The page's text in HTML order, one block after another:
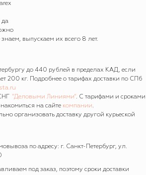
да
выпускаем их всего 8 лет.
до 440 рублей в пределах КАД, если
200 кг. Подробнее о тарифах доставки по СПб
"Деловыми Линиями". С тарифами и сроками
на сайте компании.
организовать доставку другой курьеской
по адресу: г. Санкт-Петербург, ул.
под заказ, поэтому сроки доставки